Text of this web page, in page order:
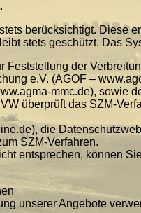
berücksichtigt. Diese
stets geschützt. Das
der
e.V. (AGOF –
mmc.de), sowie
überprüft das SZM-
die
SZM-Verfahren.
entsprechen, können
unserer Angebote